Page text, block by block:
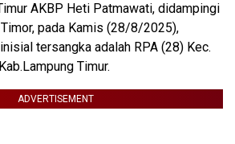
AKBP Heti Patmawati, didampingi
pada Kamis (28/8/2025),
tersangka adalah RPA (28) Kec.
Timur.
ADVERTISEMENT